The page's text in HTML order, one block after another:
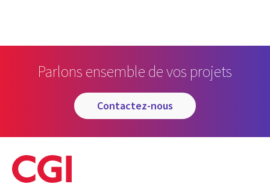
Parlons ensemble de vos projets
contactez-nous